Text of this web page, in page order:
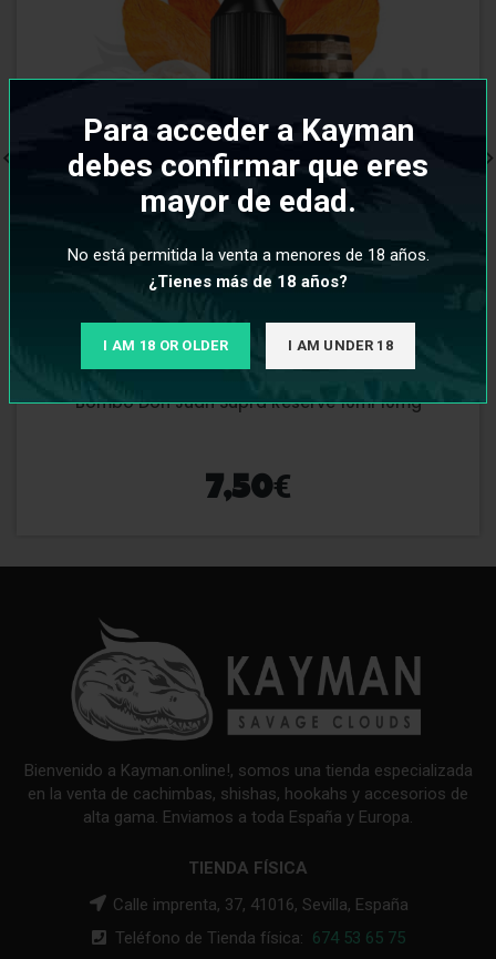
Para acceder a Kayman
debes confirmar que eres
mayor de edad.
No está permitida la venta a menores de 18 años.
¿Tienes más de 18 años?
I AM 18 OR OLDER I AM UNDER 18
Bombo Don Juan Supra Reserve 10ml 10mg
7,50€
Bienvenido a Kayman.online!, somos una tienda especializada
en la venta de cachimbas, shishas, hookahs y accesorios de
alta gama. Enviamos a toda España y Europa.
TIENDA FÍSICA
Calle imprenta, 37, 41016, Sevilla, España
Teléfono de Tienda física: 674 53 65 75